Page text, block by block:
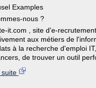
Examples
nous ?
it.com , site d'e-
aux métiers de
à la recherche d'emploi
de trouver un outil
suite